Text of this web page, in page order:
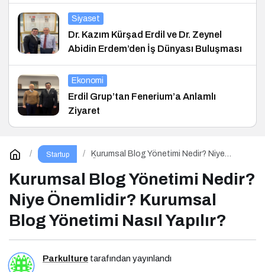
Siyaset
Dr. Kazım Kürşad Erdil ve Dr. Zeynel
Abidin Erdem’den İş Dünyası Buluşması
Ekonomi
Erdil Grup’tan Fenerium’a Anlamlı
Ziyaret
Startup
Kurumsal Blog Yönetimi Nedir? Niye
Yapılır?
Kurumsal Blog Yönetimi Nedir?
Niye Önemlidir? Kurumsal
Blog Yönetimi Nasıl Yapılır?
Parkulture tarafından yayınlandı